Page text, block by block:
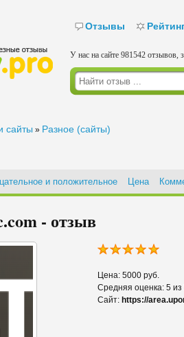
Отзывы
У нас на сайте 981542 отзывов,
сайты » Разное (сайты)
и положительное Цена
- отзыв
Цена: 5000 руб.
Средняя оценка: 5 из
Сайт: https://